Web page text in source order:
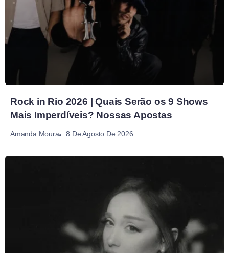
Rock in Rio 2026 | Quais Serão os 9 Shows
Mais Imperdíveis? Nossas Apostas
Amanda Moura 8 De Agosto De 2026